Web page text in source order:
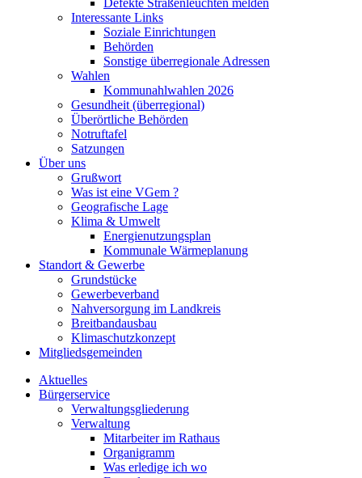
Defekte Straßenleuchten melden
Interessante Links
Soziale Einrichtungen
Behörden
Sonstige überregionale Adressen
Wahlen
Kommunahlwahlen 2026
Gesundheit (überregional)
Überörtliche Behörden
Notruftafel
Satzungen
Über uns
Grußwort
Was ist eine VGem ?
Geografische Lage
Klima & Umwelt
Energienutzungsplan
Kommunale Wärmeplanung
Standort & Gewerbe
Grundstücke
Gewerbeverband
Nahversorgung im Landkreis
Breitbandausbau
Klimaschutzkonzept
Mitgliedsgemeinden
Aktuelles
Bürgerservice
Verwaltungsgliederung
Verwaltung
Mitarbeiter im Rathaus
Organigramm
Was erledige ich wo